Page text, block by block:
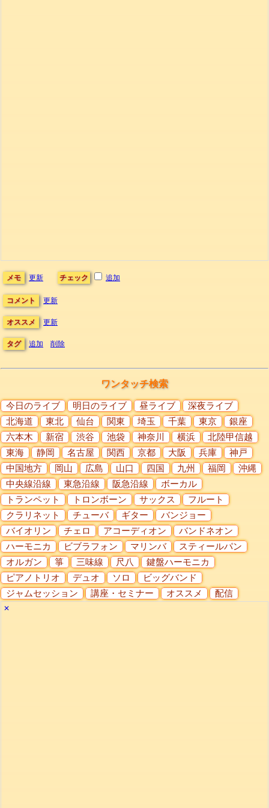
メモ 更新 チェック 追加
コメント 更新
オススメ 更新
タグ 追加 削除
ワンタッチ検索
今日のライブ 明日のライブ 昼ライブ
深夜ライブ
北海道
東北 仙台 関東 埼玉 千葉 東京
銀座
六本木
新宿 渋谷 池袋 神奈川 横浜
北陸甲信越
東海
静岡 名古屋 関西 京都 大阪 兵庫
神戸
中国地方
岡山 広島 山口 四国 九州 福岡
沖縄
中央線沿線
東急沿線 阪急沿線
ボーカル
トランペット
トロンボーン サックス
フルート
クラリネット
チューバ ギター
バンジョー
バイオリン
チェロ アコーディオン
バンドネオン
ハーモニカ
ビブラフォン マリンバ
スティールパン
オルガン
箏 三味線 尺八
鍵盤ハーモニカ
ピアノトリオ
デュオ ソロ
ビッグバンド
ジャムセッション
講座・セミナー オススメ 配信
✕